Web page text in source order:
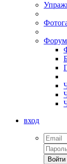
Форум
вход
Войти